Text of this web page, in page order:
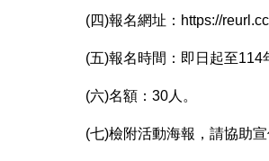
(四)報名網址：https://
(五)報名時間：即日起至114
(六)名額：30人。
(七)檢附活動海報，請協助宣